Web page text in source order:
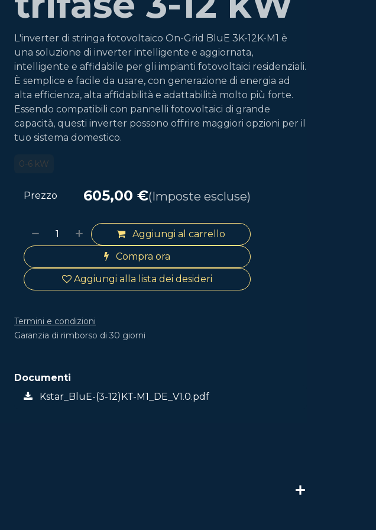
L'inverter di stringa fotovoltaico On-Grid BluE 3K-12K-M1 è
una soluzione di inverter intelligente e aggiornata,
intelligente e affidabile per gli impianti fotovoltaici residenziali.
È semplice e facile da usare, con generazione di energia ad
alta efficienza, alta affidabilità e adattabilità molto più forte.
Essendo compatibili con pannelli fotovoltaici di grande
capacità, questi inverter possono offrire maggiori opzioni per il
tuo sistema domestico.
0-6 kW
Aggiungi al carrello
Compra ora
Aggiungi alla lista dei desideri
Prezzo 605,00 €(Imposte escluse)
Termini e condizioni
Garanzia di rimborso di 30 giorni
Documenti
Kstar_BluE-(3-12)KT-M1_DE_V1.0.pdf